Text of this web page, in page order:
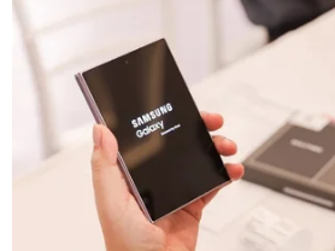
Hành khách làm thủ tục tại sân
Singapore. (Ảnh: AFP/
Công dân của 10 quốc gia và
trong đó có Việt Nam, sẽ
thay vì tại các cơ sở cách ly
đầu từ ngày 18/6 sau khi